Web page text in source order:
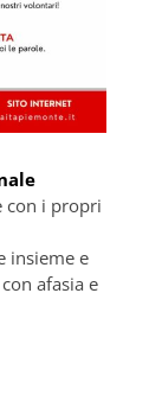
con i propri
insieme e
afasia e